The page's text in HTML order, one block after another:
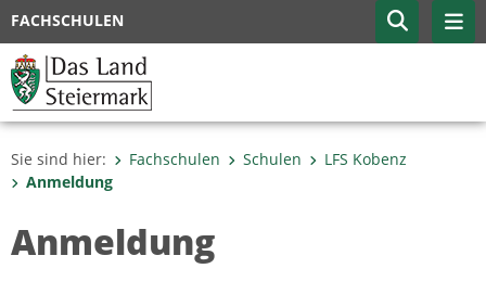
FACHSCHULEN
Sie sind hier: Fachschulen Schulen
LFS Kobenz
Anmeldung
Anmeldung